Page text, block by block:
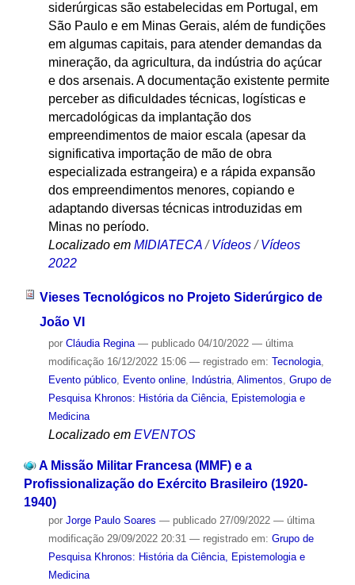
siderúrgicas são estabelecidas em Portugal, em
São Paulo e em Minas Gerais, além de fundições
em algumas capitais, para atender demandas da
mineração, da agricultura, da indústria do açúcar
e dos arsenais. A documentação existente permite
perceber as dificuldades técnicas, logísticas e
mercadológicas da implantação dos
empreendimentos de maior escala (apesar da
significativa importação de mão de obra
especializada estrangeira) e a rápida expansão
dos empreendimentos menores, copiando e
adaptando diversas técnicas introduzidas em
Minas no período.
Localizado em MIDIATECA / Vídeos / Vídeos
2022
Vieses Tecnológicos no Projeto Siderúrgico de
João VI
por Cláudia Regina — publicado04/10/2022 — última
modificação16/12/2022 15:06 — registrado em: Tecnologia,
Evento público, Evento online, Indústria, Alimentos, Grupo de
Pesquisa Khronos: História da Ciência, Epistemologia e
Medicina
Localizado em EVENTOS
A Missão Militar Francesa (MMF) e a
Profissionalização do Exército Brasileiro (1920-
1940)
por Jorge Paulo Soares — publicado27/09/2022 — última
modificação29/09/2022 20:31 — registrado em: Grupo de
Pesquisa Khronos: História da Ciência, Epistemologia e
Medicina